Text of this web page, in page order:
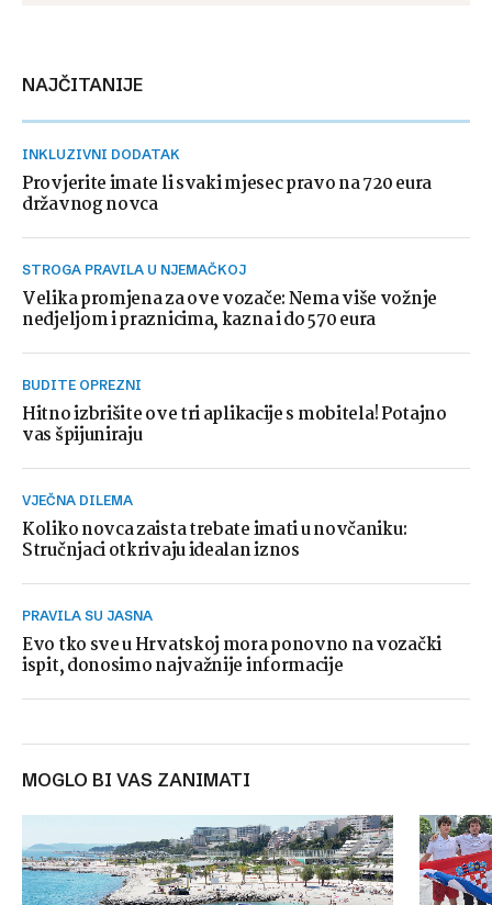
NAJČITANIJE
INKLUZIVNI DODATAK
Provjerite imate li svaki mjesec pravo na 720 eura
državnog novca
STROGA PRAVILA U NJEMAČKOJ
Velika promjena za ove vozače: Nema više vožnje
nedjeljom i praznicima, kazna i do 570 eura
BUDITE OPREZNI
Hitno izbrišite ove tri aplikacije s mobitela! Potajno
vas špijuniraju
VJEČNA DILEMA
Koliko novca zaista trebate imati u novčaniku:
Stručnjaci otkrivaju idealan iznos
PRAVILA SU JASNA
Evo tko sve u Hrvatskoj mora ponovno na vozački
ispit, donosimo najvažnije informacije
MOGLO BI VAS ZANIMATI